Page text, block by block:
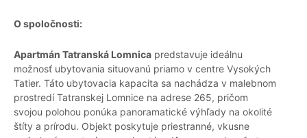
O spoločnosti:
Apartmán Tatranská Lomnica predstavuje ideálnu
možnosť ubytovania situovanú priamo v centre Vysokých
Tatier. Táto ubytovacia kapacita sa nachádza v malebnom
prostredí Tatranskej Lomnice na adrese 265, pričom
svojou polohou ponúka panoramatické výhľady na okolité
štíty a prírodu. Objekt poskytuje priestranné, vkusne